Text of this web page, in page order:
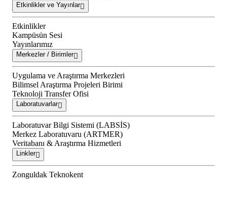
Etkinlikler ve Yayınlar
Etkinlikler
Kampüsün Sesi
Yayınlarımız
Merkezler / Birimler
Uygulama ve Araştırma Merkezleri
Bilimsel Araştırma Projeleri Birimi
Teknoloji Transfer Ofisi
Laboratuvarlar
Laboratuvar Bilgi Sistemi (LABSİS)
Merkez Laboratuvaru (ARTMER)
Veritabanı & Araştırma Hizmetleri
Linkler
Zonguldak Teknokent